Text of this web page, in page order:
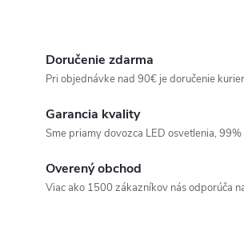
Doručenie zdarma
Pri objednávke nad 90€ je doručenie
Garancia kvality
Sme priamy dovozca LED osvetlenia,
Overený obchod
Viac ako 1500 zákazníkov nás odporúča